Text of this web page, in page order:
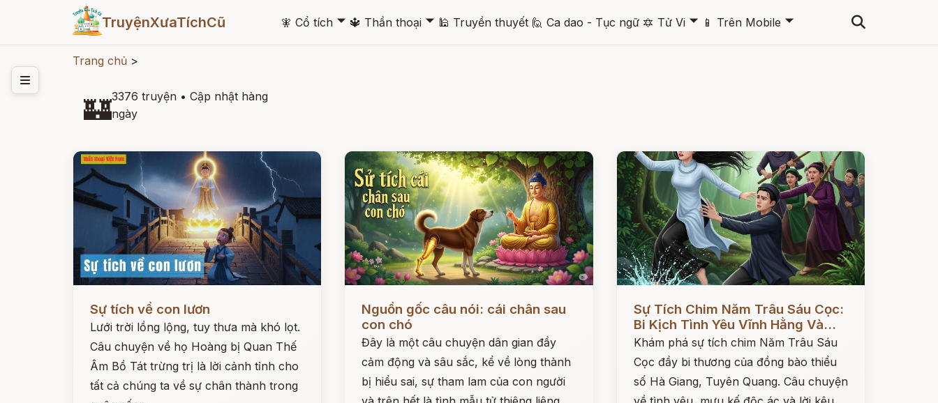
TruyệnXưaTíchCũ 🧚 Cổ tích 🞃 🔱 Thần thoại 🞃 🕌 Truyền thuyết 🙋 Ca dao - Tục ngữ 🔯 Tử Vi 🞃 📱 Trên Mobile 🞃
Trang chủ >
🏰3376 truyện • Cập nhật hàng
ngày
Sự tích về con lươn
Lưới trời lồng lộng, tuy thưa mà khó lọt.
Câu chuyện về họ Hoàng bị Quan Thế
Âm Bồ Tát trừng trị là lời cảnh tỉnh cho
tất cả chúng ta về sự chân thành trong
Đọc ngay
Nguồn gốc câu nói: cái chân sau
con chó
Đây là một câu chuyện dân gian đầy
cảm động và sâu sắc, kể về lòng thành
bị hiểu sai, sự tham lam của con người
Sự Tích Chim Năm Trâu Sáu Cọc:
Bi Kịch Tình Yêu Vĩnh Hằng Và...
Khám phá sự tích chim Năm Trâu Sáu
Cọc đầy bi thương của đồng bào thiểu
số Hà Giang, Tuyên Quang. Câu chuyện